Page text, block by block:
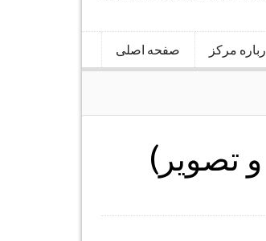
صفحه اصلی مرکز